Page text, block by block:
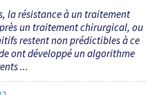
la résistance à un traitement
un traitement chirurgical, ou
restent non prédictibles à ce
ont développé un algorithme
...